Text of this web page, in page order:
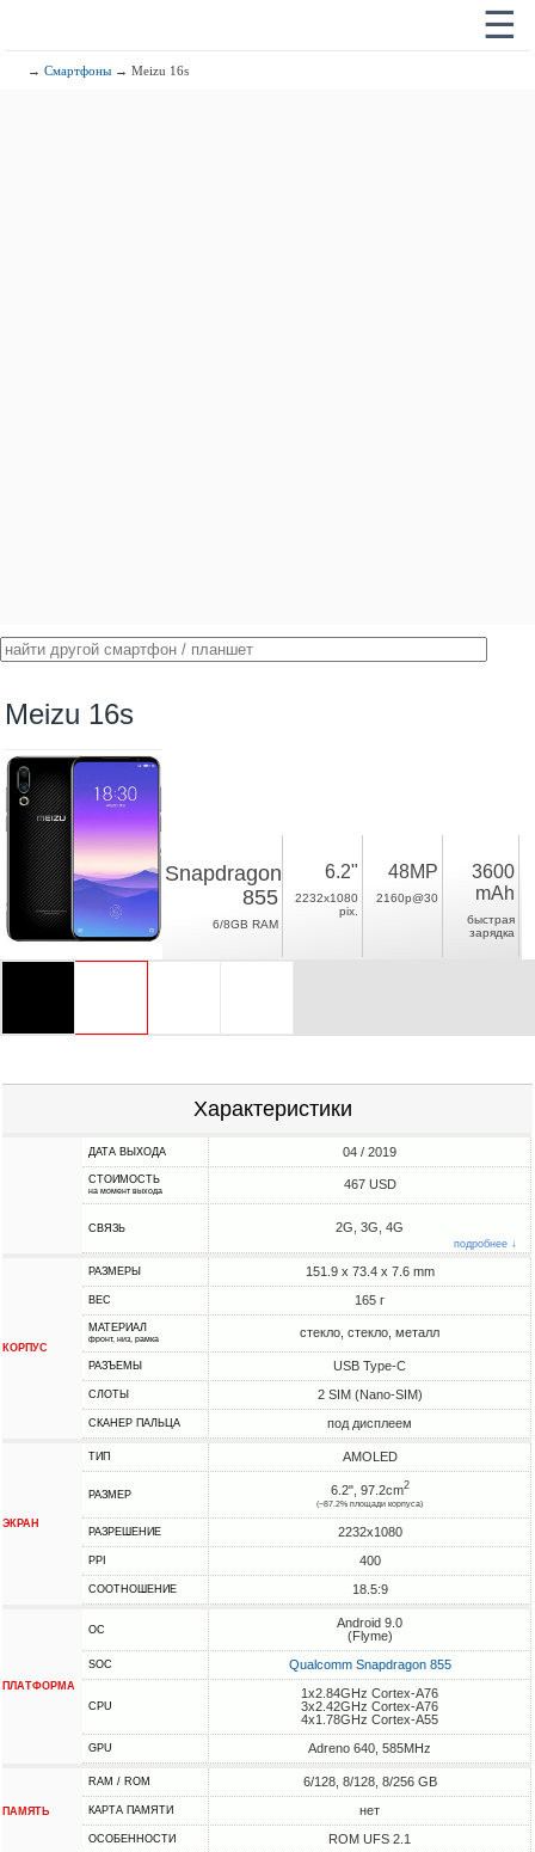
☰
→Смартфоны → Meizu 16s
Meizu 16s
Snapdragon
855
6/8GB RAM
6.2"
2232x1080
pix.
48MP
2160p@30
3600
mAh
быстрая
зарядка
Характеристики
ДАТА ВЫХОДА 04 / 2019
СТОИМОСТЬ
на момент выхода 467 USD
СВЯЗЬ 2G, 3G, 4G
подробнее ↓
КОРПУС
РАЗМЕРЫ 151.9 x 73.4 x 7.6 mm
ВЕС 165 г
МАТЕРИАЛ
фронт, низ, рамка стекло, стекло, металл
РАЗЪЕМЫ USB Type-C
СЛОТЫ 2 SIM (Nano-SIM)
СКАНЕР ПАЛЬЦА под дисплеем
ЭКРАН
ТИП AMOLED
РАЗМЕР 6.2", 97.2cm2
(~87.2% площади корпуса)
РАЗРЕШЕНИЕ 2232x1080
PPI 400
СООТНОШЕНИЕ 18.5:9
ПЛАТФОРМА
ОС
Android 9.0
(Flyme)
SOC Qualcomm Snapdragon 855
CPU
1x2.84GHz Cortex-A76
3x2.42GHz Cortex-A76
4x1.78GHz Cortex-A55
GPU Adreno 640, 585MHz
ПАМЯТЬ
RAM / ROM 6/128, 8/128, 8/256 GB
КАРТА ПАМЯТИ нет
ОСОБЕННОСТИ ROM UFS 2.1